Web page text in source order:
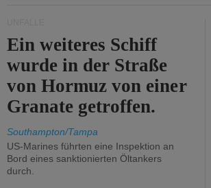
Ein weiteres Schiff
wurde in der Straße
von Hormuz von einer
Granate getroffen.
Southampton/Tampa
US-Marines führten eine Inspektion an
Bord eines sanktionierten Öltankers
durch.